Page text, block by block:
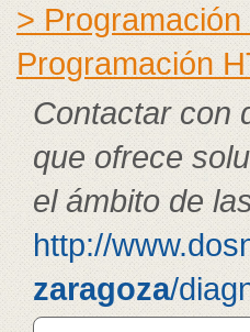
>
Programación
Contactar con
que ofrece
el ámbito de
http://
zaragoza/